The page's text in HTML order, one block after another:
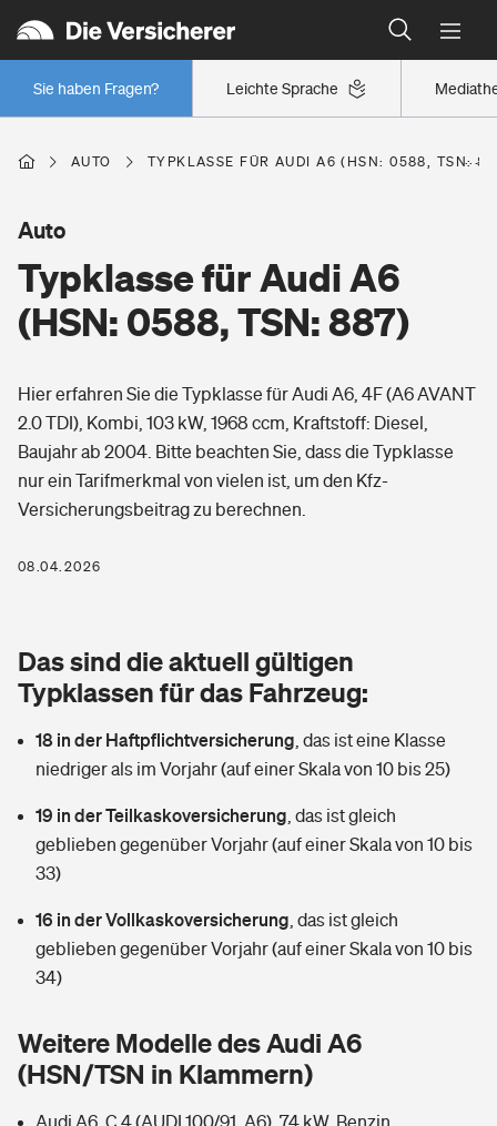
Leichte Sprache
Sie haben Fragen?
Wer versichert was: Jetzt Versicherer finden
Regionalklassen: So ist Ihre Region eingestuft
Wer versichert was: Jetzt Versicherer finden
Berufsunfähigkeitsversicherung
Erwerbsunfähigkeitsversicherung
Grundfähigkeitsversicherung
Arbeitsrechtsschutz
Berufshaftpflichtversicherung
Zur Übersicht
Tools
Wer versichert was: Jetzt Versicherer finden
Sie haben Fragen?
Wohnen
Glasversicherung
Mietkautionsversicherung
Restkreditversicherung
Tools
Hochwasser-Check: Wie gefährdet ist Ihr Haus?
Freizeit
Pri­vate Haft­pflicht­
Kinderunfall­ver­si­che­rung
Kinderinvalidität
Reiseversicherung
Hundehalter-Haftpflicht
Handyversicherung
Private Cyberversicherung
Gesundheit
Private Krankenversicherung
Dread-Disease-Versicherung
Tierkrankenversicherung
Tools
Wer versichert was: Jetzt Versicherer finden
Rentenrechner: Wie viel Geld bekomme ich im Alter?
AUTO TYPKLASSE FÜR AUDI A6 (HSN: 0588, TSN:
Typklasse für Audi A6
(HSN: 0588, TSN: 887)
Auto
Hier erfahren Sie die Typklasse für Audi A6, 4F (A6 AVANT
2.0 TDI), Kombi, 103 kW, 1968 ccm, Kraftstoff: Diesel,
Baujahr ab 2004. Bitte beachten Sie, dass die Typklasse
nur ein Tarifmerkmal von vielen ist, um den Kfz-
Versicherungsbeitrag zu berechnen.
08.04.2026
Das sind die aktuell gültigen
Typklassen für das Fahrzeug:
18 in der Haftpflichtversicherung das ist eine Klasse
niedriger als im Vorjahr (auf einer Skala von 10 bis 25)
19 in der Teilkaskoversicherung das ist gleich
geblieben gegenüber Vorjahr (auf einer Skala von 10 bis
33)
16 in der Vollkaskoversicherung das ist gleich
geblieben gegenüber Vorjahr (auf einer Skala von 10 bis
34)
Weitere Modelle des Audi A6
(HSN/TSN in Klammern)
Audi A6, C 4 (AUDI 100/91, A6), 74 kW, Benzin,